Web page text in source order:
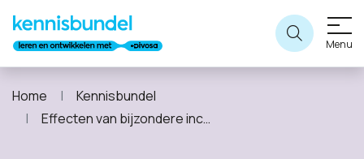
Menu
Home
Kennisbundel
Effecten van bijzondere incassobevoegdheden en overheidspreferenties